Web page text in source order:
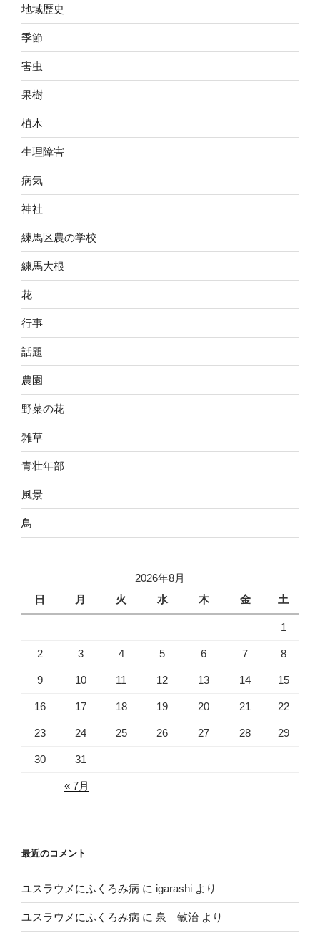
地域歴史
季節
害虫
果樹
植木
生理障害
病気
神社
練馬区農の学校
練馬大根
花
行事
話題
農園
野菜の花
雑草
青壮年部
風景
鳥
2026年8月
日
月 火 水 木 金 土
1
2 3 4 5 6 7 8
9 10 11 12 13 14 15
16 17 18 19 20 21 22
23 24 25 26 27 28 29
30 31
« 7月
最近のコメント
ユスラウメにふくろみ病 に igarashi より
ユスラウメにふくろみ病 に 泉 敏治 より